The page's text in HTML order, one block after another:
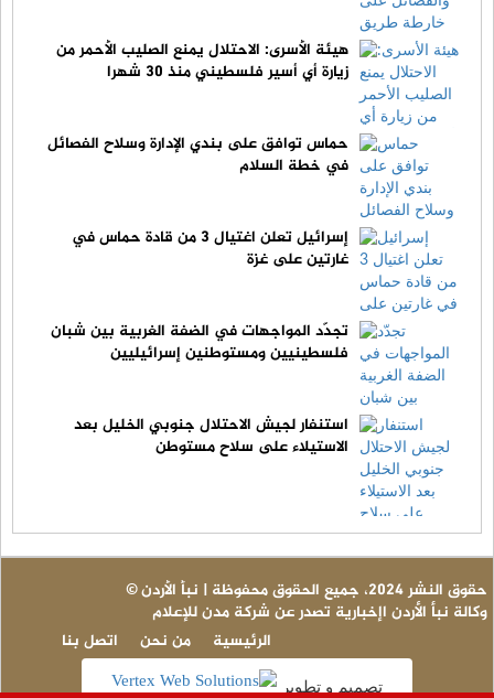
هيئة الأسرى: الاحتلال يمنع الصليب الأحمر من
زيارة أي أسير فلسطيني منذ 30 شهرا
حماس توافق على بندي الإدارة وسلاح الفصائل
في خطة السلام
إسرائيل تعلن اغتيال 3 من قادة حماس في
غارتين على غزة
تجدّد المواجهات في الضفة الغربية بين شبان
فلسطينيين ومستوطنين إسرائيليين
استنفار لجيش الاحتلال جنوبي الخليل بعد
الاستيلاء على سلاح مستوطن
© حقوق النشر 2024، جميع الحقوق محفوظة | نبأ الأردن
وكالة نبأ الأردن اإخبارية تصدر عن شركة مدن للإعلام
اتصل بنا
من نحن الرئيسية
تصميم و تطوير